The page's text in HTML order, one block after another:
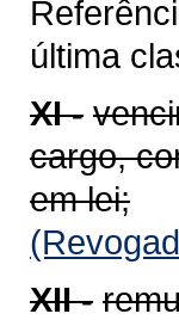
última
XI -
cargo,
em lei;
XII -